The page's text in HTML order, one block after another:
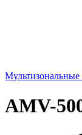
AMV-